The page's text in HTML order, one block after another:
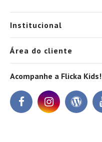
Institucional
Área do cliente
Acompanhe a Flicka Kids!